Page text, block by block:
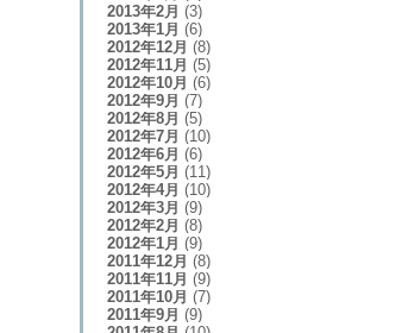
2013年2月 (3)
2013年1月 (6)
2012年12月 (8)
2012年11月 (5)
2012年10月 (6)
2012年9月 (7)
2012年8月 (5)
2012年7月 (10)
2012年6月 (6)
2012年5月 (11)
2012年4月 (10)
2012年3月 (9)
2012年2月 (8)
2012年1月 (9)
2011年12月 (8)
2011年11月 (9)
2011年10月 (7)
2011年9月 (9)